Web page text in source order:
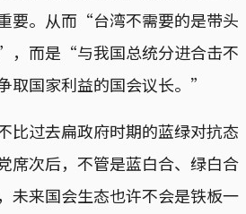
要。从而“台湾不需要的是带头
，而是“与我国总统分进合击不
取国家利益的国会议长。”
比过去扁政府时期的蓝绿对抗态
席次后，不管是蓝白合、绿白合
未来国会生态也许不会是铁板一